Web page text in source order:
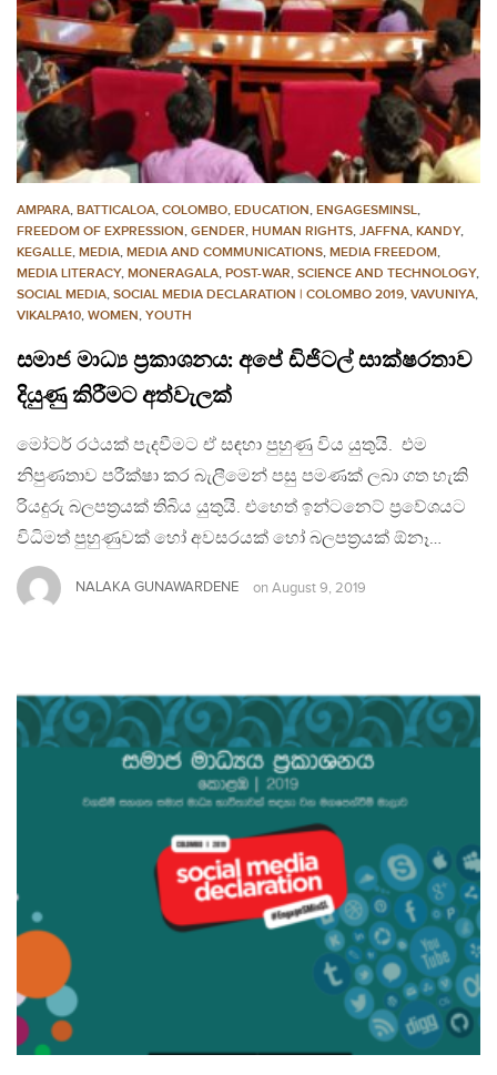
AMPARA, BATTICALOA, COLOMBO, EDUCATION, ENGAGESMINSL,
FREEDOM OF EXPRESSION, GENDER, HUMAN RIGHTS, JAFFNA, KANDY,
KEGALLE, MEDIA, MEDIA AND COMMUNICATIONS, MEDIA FREEDOM,
MEDIA LITERACY, MONERAGALA, POST-WAR, SCIENCE AND TECHNOLOGY,
SOCIAL MEDIA, SOCIAL MEDIA DECLARATION | COLOMBO 2019, VAVUNIYA,
VIKALPA10, WOMEN, YOUTH
සමාජ මාධ්‍ය ප්‍රකාශනය: අපේ ඩිජිටල් සාක්ෂරතාව
දියුණු කිරීමට අත්වැලක්
මෝටර් රථයක් පැදවීමට ඒ සඳහා පුහුණු විය යුතුයි. එම
නිපුණතාව පරීක්ෂා කර බැලීමෙන් පසු පමණක් ලබා ගත හැකි
රියදුරු බලපත්‍රයක් තිබිය යුතුයි. එහෙත් ඉන්ටනෙට් ප්‍රවේශයට
විධිමත් පුහුණුවක් හෝ අවසරයක් හෝ බලපත්‍රයක් ඕනෑ…
NALAKA GUNAWARDENE on August 9, 2019